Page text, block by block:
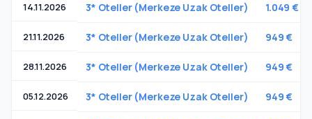
14.11.2026 3* Oteller (Merkeze Uzak Oteller) 1.049 €
21.11.2026 3* Oteller (Merkeze Uzak Oteller) 949 €
28.11.2026 3* Oteller (Merkeze Uzak Oteller) 949 €
05.12.2026 3* Oteller (Merkeze Uzak Oteller) 949 €